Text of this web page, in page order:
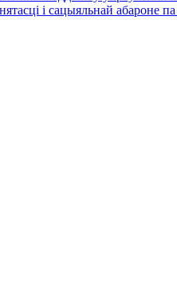
і сацыяльнай абароне па